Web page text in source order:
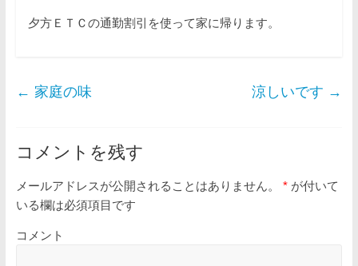
夕方ＥＴＣの通勤割引を使って家に帰ります。
← 家庭の味 涼しいです →
コメントを残す
メールアドレスが公開されることはありません。 *が付いて
いる欄は必須項目です
コメント